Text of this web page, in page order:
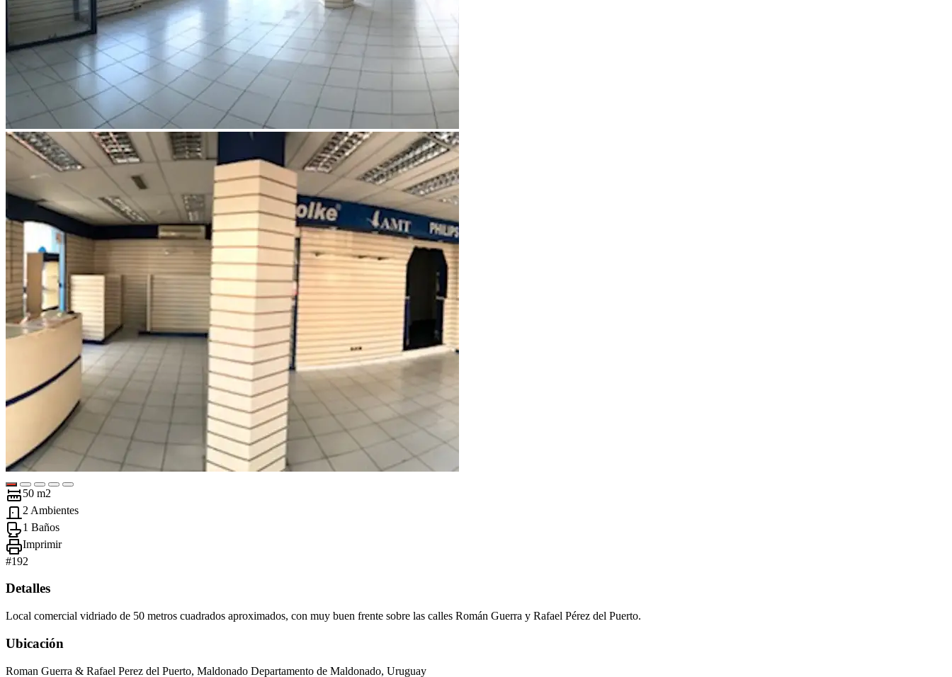
50 m2
2 Ambientes
1 Baños
Imprimir
#192
Detalles
Local comercial vidriado de 50 metros cuadrados aproximados, con muy buen frente sobre las calles Román Guerra y Rafael Pérez del Puerto.
Ubicación
Roman Guerra & Rafael Perez del Puerto, Maldonado Departamento de Maldonado, Uruguay